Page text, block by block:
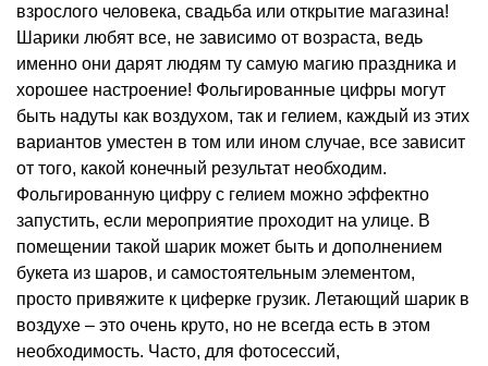
взрослого человека, свадьба или открытие магазина!
Шарики любят все, не зависимо от возраста, ведь
именно они дарят людям ту самую магию праздника и
хорошее настроение! Фольгированные цифры могут
быть надуты как воздухом, так и гелием, каждый из этих
вариантов уместен в том или ином случае, все зависит
от того, какой конечный результат необходим.
Фольгированную цифру с гелием можно эффектно
запустить, если мероприятие проходит на улице. В
помещении такой шарик может быть и дополнением
букета из шаров, и самостоятельным элементом,
просто привяжите к циферке грузик. Летающий шарик в
воздухе – это очень круто, но не всегда есть в этом
необходимость. Часто, для фотосессий,